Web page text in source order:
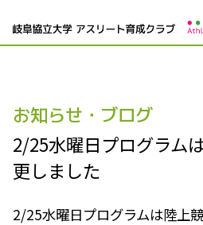
お知らせ・ブログ
2/25水曜日プログラム
更しました
2/25水曜日プログラムは陸上